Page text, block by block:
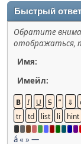
Быстрый ответ
Обратите
отображаться,
Имя:
Имейл:
á« »—